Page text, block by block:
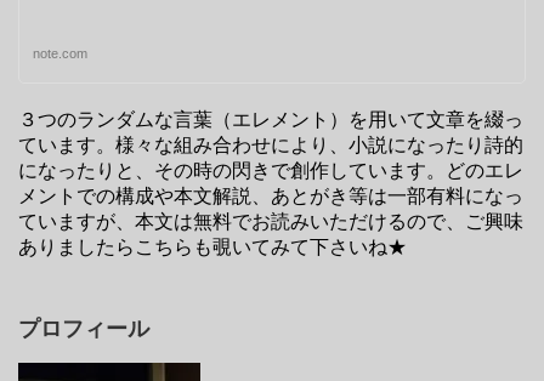
note.com
３つのランダムな言葉（エレメント）を用いて文章を綴っ
ています。様々な組み合わせにより、小説になったり詩的
になったりと、その時の閃きで創作しています。どのエレ
メントでの構成や本文解説、あとがき等は一部有料になっ
ていますが、本文は無料でお読みいただけるので、ご興味
ありましたらこちらも覗いてみて下さいね★
プロフィール